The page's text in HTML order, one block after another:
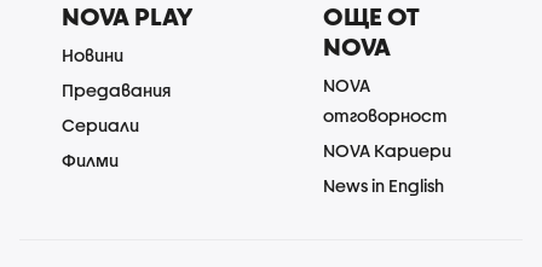
NOVA PLAY
Новини
Предавания
Сериали
Филми
ОЩЕ ОТ
NOVA
NOVA
отговорност
NOVA Кариери
News in English